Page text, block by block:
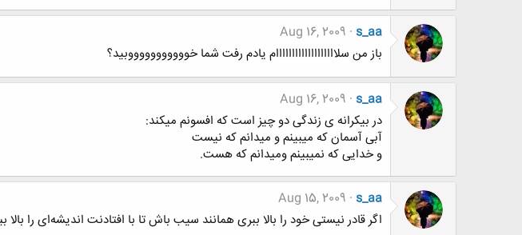
s_aa
Aug 16, 2009
باز من سلااااااااااااااااااام یادم رفت شما خوووووووووووبید؟
s_aa
Aug 16, 2009
در بیکرانه ی زندگی دو چیز است که افسونم میکند:
آبی آسمان که میبینم و میدانم که نیست
و خدایی که نمیبینم ومیدانم که هست.
s_aa
Aug 15, 2009
اگر قادر نیستی خود را بالا ببری همانند سیب باش تا با افتادنت اندیشه‌ای را